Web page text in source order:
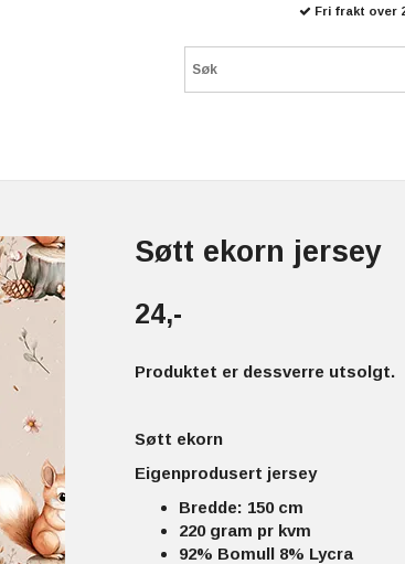
Søtt ekorn jersey
24,-
Produktet er dessverre utsolgt.
Søtt ekorn
Eigenprodusert jersey
Bredde: 150 cm
220 gram pr kvm
92% Bomull 8% Lycra
Fri frakt over